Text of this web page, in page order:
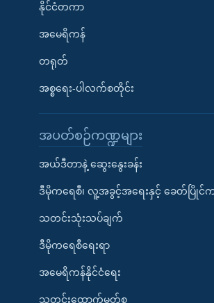
နိုင်ငံတကာ
အမေရိကန်
တရုတ်
အစ္စရေး-ပါလက်စတိုင်း
အပတ်စဉ်ကဏ္ဍများ
အယ်ဒီတာနဲ့ ဆွေးနွေးခန်း
ဒီမိုကရေစီ၊ လူ့အခွင့်အရေးနှင့် ခေတ်ပြိုင်က
သတင်းသုံးသပ်ချက်
ဒီမိုကရေစီရေးရာ
အမေရိကန်နိုင်ငံရေး
သတင်းထောက်မှတ်စု